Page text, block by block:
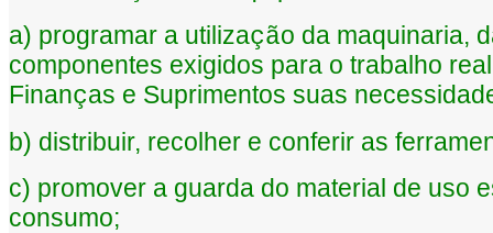
a) programar a utilização da maquinaria,
componentes exigidos para o trabalho
Finanças e Suprimentos suas
b) distribuir, recolher e conferir as
c) promover a guarda do material de uso
consumo;